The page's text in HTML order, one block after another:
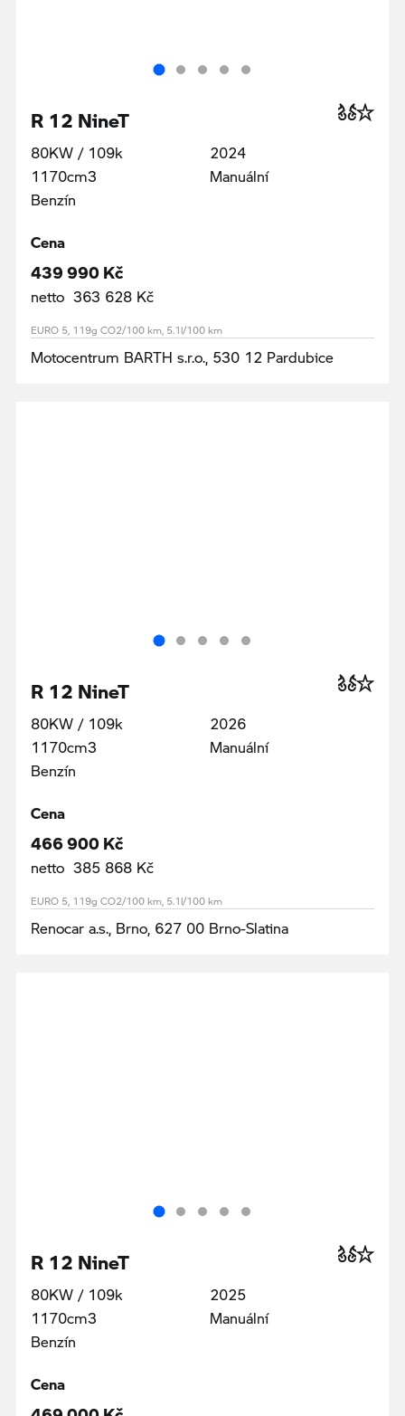
R 12 NineT
80KW / 109k
1170cm3
Benzín
2024
Manuální
Cena
439 990 Kč
netto 363 628 Kč
EURO 5, 119g CO2/100 km, 5.1l/100 km
Motocentrum BARTH s.r.o., 530 12 Pardubice
R 12 NineT
80KW / 109k
1170cm3
Benzín
2026
Manuální
Cena
466 900 Kč
netto 385 868 Kč
EURO 5, 119g CO2/100 km, 5.1l/100 km
Renocar a.s., Brno, 627 00 Brno-Slatina
R 12 NineT
80KW / 109k
1170cm3
Benzín
2025
Manuální
Cena
469 000 Kč